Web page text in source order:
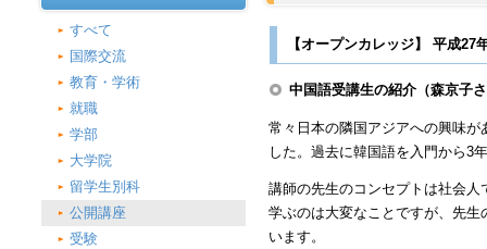
【オープンカレッジ】 平成
中国語受講生の紹介（森京子
常々日本の隣国アジアへの興味
した。過去に韓国語を入門から3
講師の先生のコンセプトは社会
学ぶのは大変なことですが、先
います。
すべて
国際交流
教育・学術
就職
学部
大学院
留学生別科
公開講座
受験